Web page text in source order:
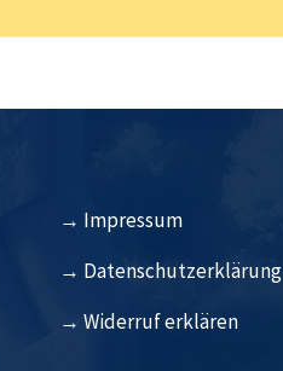
→ Impressum
→ Datenschutzerklärung
→ Widerruf erklären